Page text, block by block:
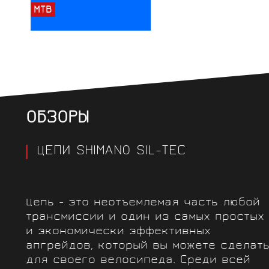
MTB
ОБЗОРЫ
ЦЕПИ SHIMANO SIL-TEC
Цепь - это неотъемлемая часть любой
трансмиссии и один из самых простых
и экономически эффективных
апгрейдов, который вы можете
для своего велосипеда. Среди всей